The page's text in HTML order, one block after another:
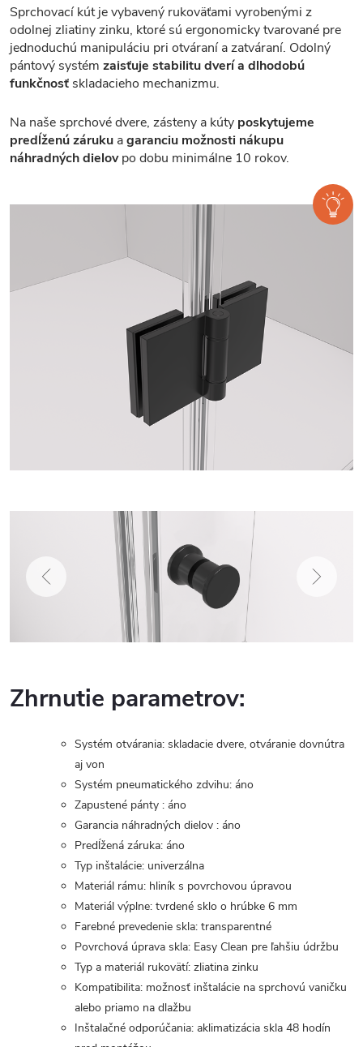
Sprchovací kút je vybavený rukoväťami vyrobenými z
odolnej zliatiny zinku, ktoré sú ergonomicky tvarované pre
jednoduchú manipuláciu pri otváraní a zatváraní. Odolný
pántový systém zaisťuje stabilitu dverí a dlhodobú
funkčnosť skladacieho mechanizmu.
Na naše sprchové dvere, zásteny a kúty poskytujeme
predĺženú záruku agaranciu možnosti nákupu
náhradných dielovpo dobu minimálne 10 rokov.
Zhrnutie parametrov:
Systém otvárania: skladacie dvere, otváranie dovnútra
aj von
Systém pneumatického zdvihu: áno
Zapustené pánty : áno
Garancia náhradných dielov : áno
Predĺžená záruka: áno
Typ inštalácie: univerzálna
Materiál rámu: hliník s povrchovou úpravou
Materiál výplne: tvrdené sklo o hrúbke 6 mm
Farebné prevedenie skla: transparentné
Povrchová úprava skla: Easy Clean pre ľahšiu údržbu
Typ a materiál rukovätí: zliatina zinku
Kompatibilita: možnosť inštalácie na sprchovú vaničku
alebo priamo na dlažbu
Inštalačné odporúčania: aklimatizácia skla 48 hodín